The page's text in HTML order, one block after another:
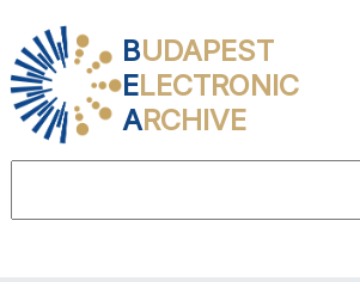
BUDAPEST
ELECTRONIC
ARCHIVE